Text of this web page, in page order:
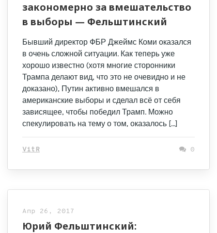
закономерно за вмешательство
в выборы — Фельштинский
Бывший директор ФБР Джеймс Коми оказался
в очень сложной ситуации. Как теперь уже
хорошо известно (хотя многие сторонники
Трампа делают вид, что это не очевидно и не
доказано), Путин активно вмешался в
американские выборы и сделал всё от себя
зависящее, чтобы победил Трамп. Можно
спекулировать на тему о том, оказалось […]
VitR 0
Апр 26, 2017
Юрий Фельштинский: